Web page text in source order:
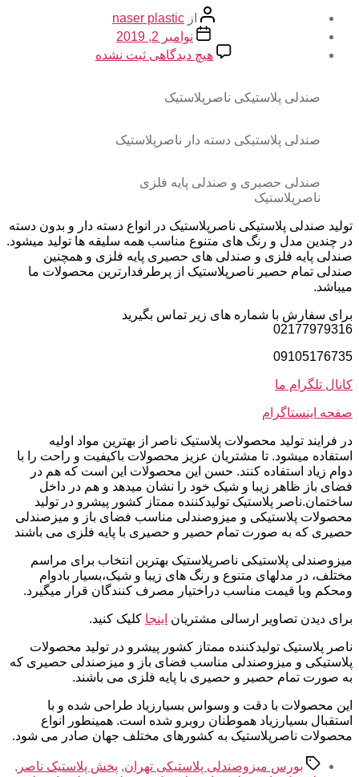
نویسنده
نوشته
از naser plastic
تاریخ
نوشته
نوامبر 2, 2019
هیچ دیدگاهی برای
ثبت نشده
صندلی پلاستیکی ناصرپلاستیک
صندلی پلاستیکی دسته دار ناصرپلاستیک
صندلی حصیری و صندلی پایه فلزی
ناصرپلاستیک
تولید صندلی پلاستیکی ناصرپلاستیک در انواع دسته دار و بدون دسته
در چندین مدل و رنگ های متنوع مناسب همه سلیقه ها تولید میشود.
صندلی پایه فلزی و صندلی های حصیری پایه فلزی و همچنین
صندلی تمام حصیر ناصرپلاستیک از پرطرفدارترین محصولات ما
میباشد.
برای سفارش با شماره های زیر تماس بگیرید
02177979316
09105176735
کانال تلگرام ما
صفحه اینستاگرام
در فرایند تولید محصولات پلاستیک ناصر از بهترین مواد اولیه
استفاده میشود. تا مشتریان عزیز محصولات باکیفیت و راحت را با
دوام زیاد استفاده کنند. حسن این محصولات این است که هم در
فضای باز ظاهر زیبا و شیک خود را نشان میدهد و هم در داخل
ساختمان.ناصر پلاستیک تولیدکننده ممتاز کشور پیشرو در تولید
محصولات پلاستیکی و میزوصندلی مناسب فضای باز و میزصندلی
حصیری که به صورت تمام حصیر و حصیری با پایه فلزی می باشند
میزوصندلی پلاستیکی ناصرپلاستیک بهترین انتخاب برای مراسم
مختلف، در مدلهای متنوع و رنگ های زیبا و شیک،بسیار بادوام
ومحکم وبا قیمت مناسب دراختیار مصرف کنندگان قرار میگیرد.
برای دیدن تصاویر ارسالی مشتریان اینجا کلیک کنید.
ناصر پلاستیک تولیدکننده ممتاز کشور پیشرو در تولید محصولات
پلاستیکی و میزوصندلی مناسب فضای باز و میزصندلی حصیری که
به صورت تمام حصیر و حصیری با پایه فلزی می باشند.
این محصولات با دقت و وسواس بسیارزیاد طراحی شده و با
استقبال بسیارزیاد هموطنان روبرو شده است. همینطور انواع
محصولات ناصرپلاستیک به کشورهای مختلف جهان صادر می شود.
برچسب‌ها
بورس میزوصندلی پلاستیکی تهران, پخش پلاستیک ناصر ,